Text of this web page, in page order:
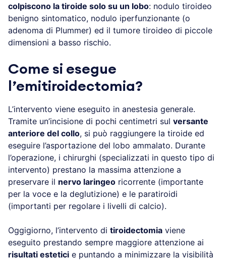
colpiscono la tiroide solo su un lobo: nodulo tiroideo
benigno sintomatico, nodulo iperfunzionante (o
adenoma di Plummer) ed il tumore tiroideo di piccole
dimensioni a basso rischio.
Come si esegue
l’emitiroidectomia?
L’intervento viene eseguito in anestesia generale.
Tramite un’incisione di pochi centimetri sul versante
anteriore del collo, si può raggiungere la tiroide ed
eseguire l’asportazione del lobo ammalato. Durante
l’operazione, i chirurghi (specializzati in questo tipo di
intervento) prestano la massima attenzione a
preservare il nervo laringeo ricorrente (importante
per la voce e la deglutizione) e le paratiroidi
(importanti per regolare i livelli di calcio).
Oggigiorno, l’intervento di tiroidectomia viene
eseguito prestando sempre maggiore attenzione ai
risultati estetici e puntando a minimizzare la visibilità